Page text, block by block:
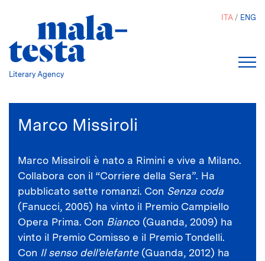
Literary Agency
ITA ENG
Marco Missiroli
Marco Missiroli è nato a Rimini e vive a Milano.
Collabora con il “Corriere della Sera”. Ha
pubblicato sette romanzi. Con Senza coda
(Fanucci, 2005) ha vinto il Premio Campiello
Opera Prima. Con Bianco (Guanda, 2009) ha
vinto il Premio Comisso e il Premio Tondelli.
Con Il senso dell’elefante(Guanda, 2012) ha